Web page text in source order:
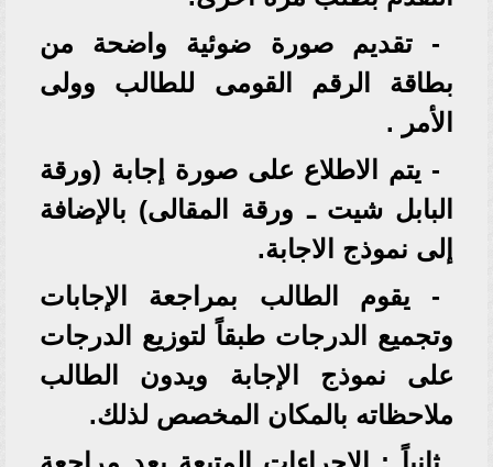
- تقديم صورة ضوئية واضحة من
بطاقة الرقم القومى للطالب وولى
الأمر .
- يتم الاطلاع على صورة إجابة (ورقة
البابل شيت ـ ورقة المقالى) بالإضافة
إلى نموذج الاجابة.
- يقوم الطالب بمراجعة الإجابات
وتجميع الدرجات طبقاً لتوزيع الدرجات
على نموذج الإجابة ويدون الطالب
ملاحظاته بالمكان المخصص لذلك.